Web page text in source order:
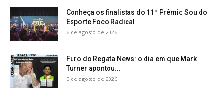
Conheça os finalistas do 11º Prêmio Sou do
Esporte Foco Radical
6 de agosto de 2026
Furo do Regata News: o dia em que Mark
Turner apontou...
5 de agosto de 2026